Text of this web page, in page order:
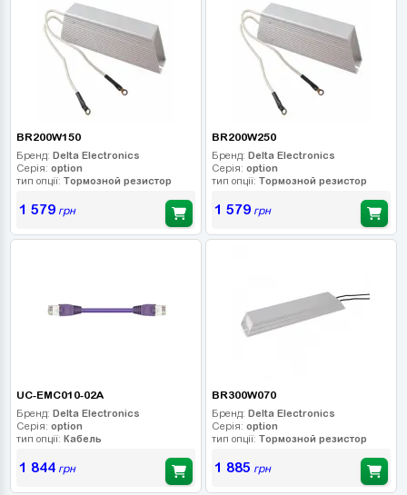
BR200W150
Бренд: Delta Electronics
Серія: option
тип опції: Тормозной резистор
1 579грн
BR200W250
Бренд: Delta Electronics
Серія: option
тип опції: Тормозной резистор
1 579грн
UC-EMC010-02A
Бренд: Delta Electronics
Серія: option
тип опції: Кабель
1 844грн
BR300W070
Бренд: Delta Electronics
Серія: option
тип опції: Тормозной резистор
1 885 грн